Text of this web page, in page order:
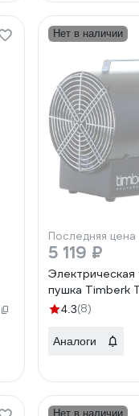
Нет в наличии
Последняя цена
5 119 ₽
Электрическая
пушка Timberk
4.3(8)
Аналоги
Нет в наличии